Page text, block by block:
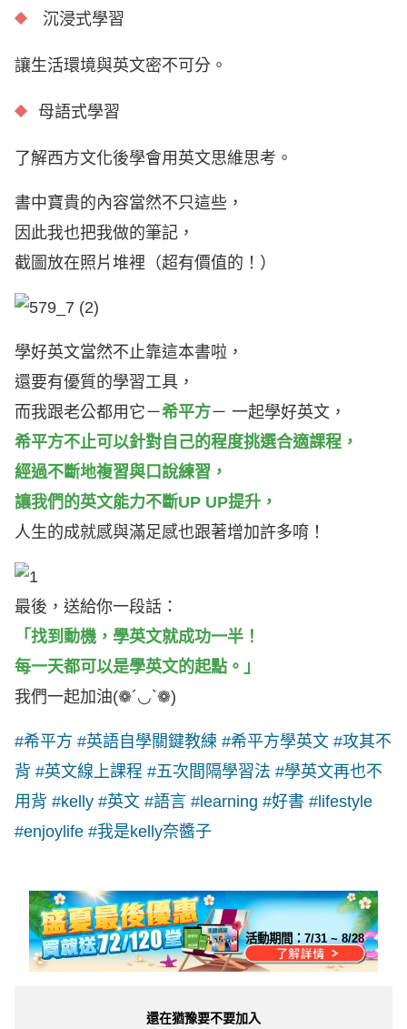
沉浸式學習
讓生活環境與英文密不可分。
母語式學習
了解西方文化後學會用英文思維思考。
書中寶貴的內容當然不只這些，
因此我也把我做的筆記，
截圖放在照片堆裡（超有價值的！）
學好英文當然不止靠這本書啦，
還要有優質的學習工具，
而我跟老公都用它－希平方－ 一起學好英文，
希平方不止可以針對自己的程度挑選合適課程，
經過不斷地複習與口說練習，
讓我們的英文能力不斷UP UP提升，
人生的成就感與滿足感也跟著增加許多唷！
最後，送給你一段話：
「找到動機，學英文就成功一半！
每一天都可以是學英文的起點。」
我們一起加油(❁´◡`❁)
#希平方 #英語自學關鍵教練 #希平方學英文 #攻其不
背 #英文線上課程 #五次間隔學習法 #學英文再也不
用背 #kelly #英文 #語言 #learning #好書 #lifestyle
#enjoylife #我是kelly奈醬子
活動期間：7/31 ~ 8/28
還在猶豫要不要加入